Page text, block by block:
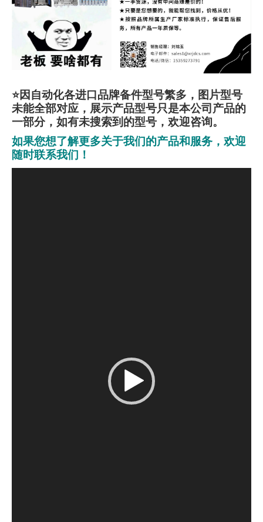
⭐因自动化各进口品牌备件型号繁多，图片型号
未能全部对应，展示产品型号只是本公司产品的
一部分，如有未搜索到的型号，欢迎咨询。
如果您想了解更多关于我们的产品和服务，欢迎
随时联系我们！